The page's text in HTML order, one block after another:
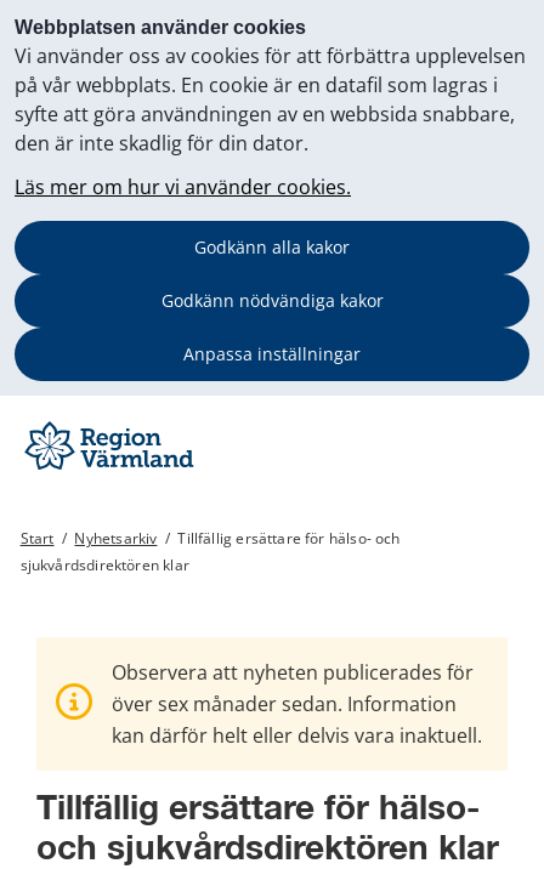
Webbplatsen använder cookies
Vi använder oss av cookies för att förbättra upplevelsen
på vår webbplats. En cookie är en datafil som lagras i
syfte att göra användningen av en webbsida snabbare,
den är inte skadlig för din dator.
Läs mer om hur vi använder cookies.
Godkänn alla kakor
Godkänn nödvändiga kakor
Anpassa inställningar
Start / Nyhetsarkiv / Tillfällig ersättare för hälso- och
sjukvårdsdirektören klar
Observera att nyheten publicerades för
över sex månader sedan. Information
kan därför helt eller delvis vara inaktuell.
Tillfällig ersättare för hälso-
och sjukvårdsdirektören klar